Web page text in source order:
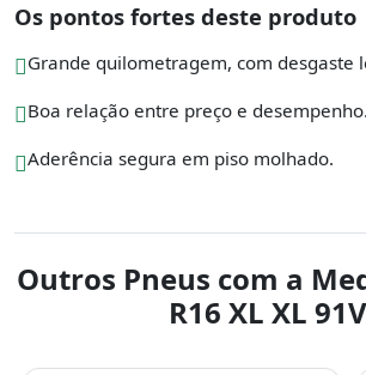
Os pontos fortes deste produto
Grande quilometragem, com desgaste
Boa relação entre preço e desempenho.
Aderência segura em piso molhado.
Outros Pneus com a
R16 XL XL 91V